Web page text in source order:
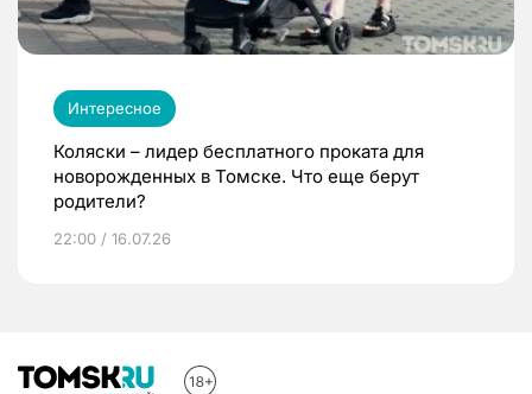
Интересное
Коляски – лидер бесплатного проката для
новорожденных в Томске. Что еще берут
родители?
22:00 / 16.07.26